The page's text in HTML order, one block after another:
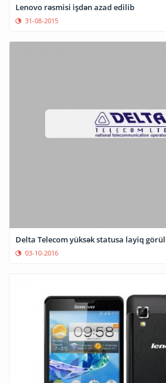
Lenovo rəsmisi işdən azad edilib
31-08-2015
Delta Telecom yüksək statusa layiq
03-10-2016